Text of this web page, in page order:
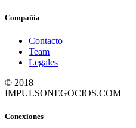
Compañía
Contacto
Team
Legales
© 2018
IMPULSONEGOCIOS.COM
Conexiones